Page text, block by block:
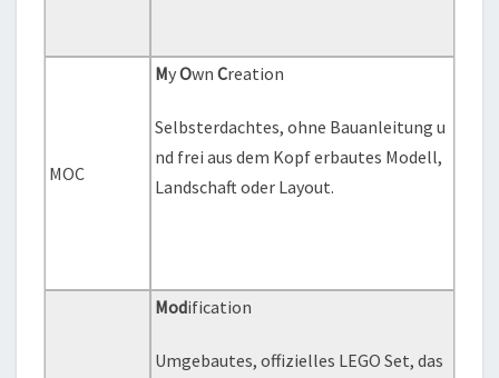
MOC
MyOwnCreation
Selbsterdachtes, ohne Bauanleitung u
nd frei aus dem Kopf erbautes Modell,
Landschaft oder Layout.
Modification
Umgebautes, offizielles LEGO Set, das